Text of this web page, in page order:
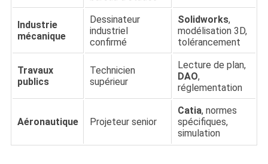
Industrie
mécanique
Dessinateur
industriel
confirmé
Solidworks,
modélisation 3D,
tolérancement
Travaux
publics
Technicien
supérieur
Lecture de plan,
DAO,
réglementation
Aéronautique Projeteur senior
Catia, normes
spécifiques,
simulation